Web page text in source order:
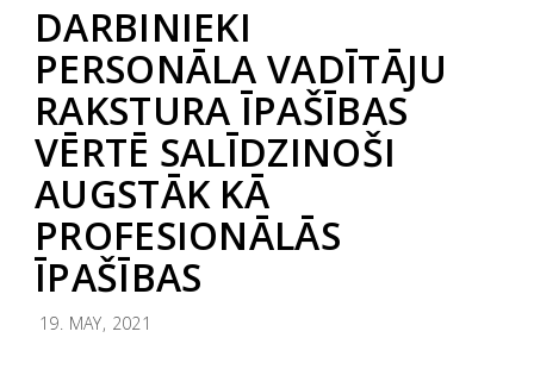
DARBINIEKI
PERSONĀLA VADĪTĀJU
RAKSTURA ĪPAŠĪBAS
VĒRTĒ SALĪDZINOŠI
AUGSTĀK KĀ
PROFESIONĀLĀS
ĪPAŠĪBAS
19. MAY, 2021